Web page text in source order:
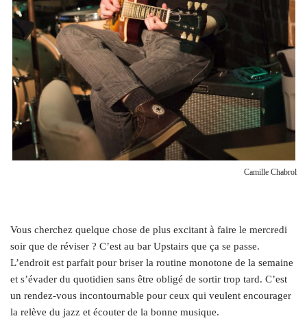
Camille Chabrol
Vous cherchez quelque chose de plus excitant à faire le mercredi
soir que de réviser ? C’est au bar Upstairs que ça se passe.
L’endroit est parfait pour briser la routine monotone de la semaine
et s’évader du quotidien sans être obligé de sortir trop tard. C’est
un rendez-vous incontournable pour ceux qui veulent encourager
la relève du jazz et écouter de la bonne musique.